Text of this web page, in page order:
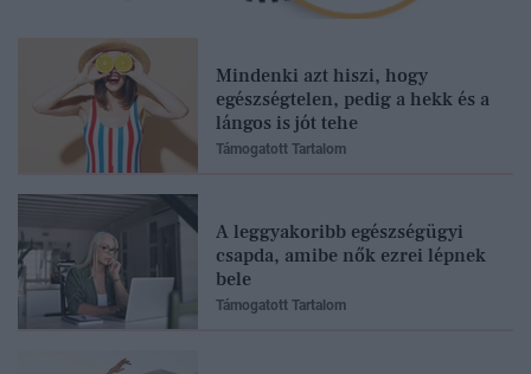
Mindenki azt hiszi, hogy
egészségtelen, pedig a hekk és a
lángos is jót tehe
Támogatott Tartalom
A leggyakoribb egészségügyi
csapda, amibe nők ezrei lépnek
bele
Támogatott Tartalom